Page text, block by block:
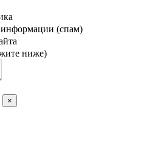
(спам)
ниже)
×